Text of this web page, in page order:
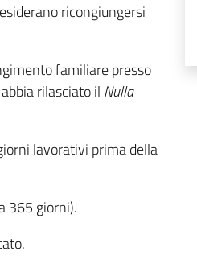
ricongiungersi
familiare presso
rilasciato il Nulla
lavorativi prima della
365 giorni).